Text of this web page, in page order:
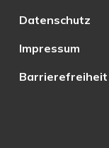
Datenschutz
Impressum
Barrierefreiheit